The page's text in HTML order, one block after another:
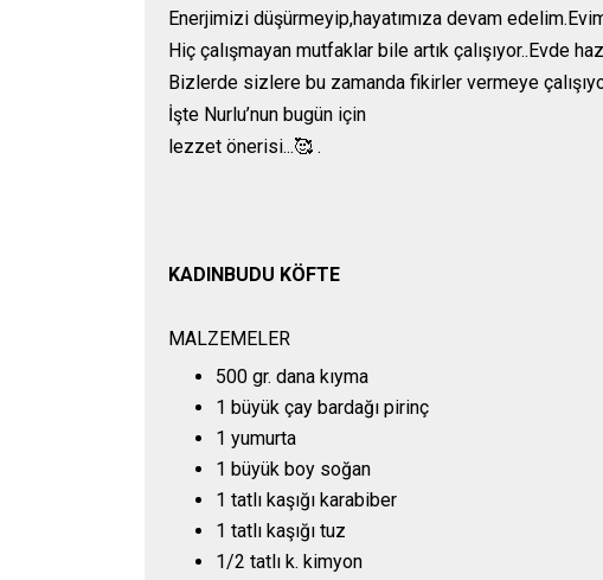
Enerjimizi düşürmeyip,hayatımıza devam
Hiç çalışmayan mutfaklar bile artık çalışıyor..Evde
Bizlerde sizlere bu zamanda fikirler vermeye
İşte Nurlu’nun bugün için
lezzet önerisi...🥰 .
KADINBUDU KÖFTE
MALZEMELER
500 gr. dana kıyma
1 büyük çay bardağı pirinç
1 yumurta
1 büyük boy soğan
1 tatlı kaşığı karabiber
1 tatlı kaşığı tuz
1/2 tatlı k. kimyon